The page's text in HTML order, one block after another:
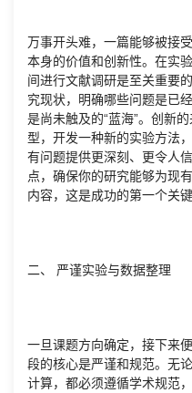
万事开头难，一篇能够被接
本身的价值和创新性。在实
间进行文献调研是至关重要
究现状，明确哪些问题是已
是尚未触及的“蓝海”。创新
型，开发一种新的实验方法
有问题提供更深刻、更令人
点，确保你的研究能够为现
内容，这是成功的第一个关键
二、 严谨实验与数据整理
一旦课题方向确定，接下来
段的核心是严谨和规范。无
计算，都必须遵循学术规范